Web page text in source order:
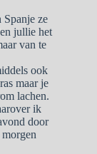
Spanje ze
jullie het
van te
ook
maar je
lachen.
ik
door